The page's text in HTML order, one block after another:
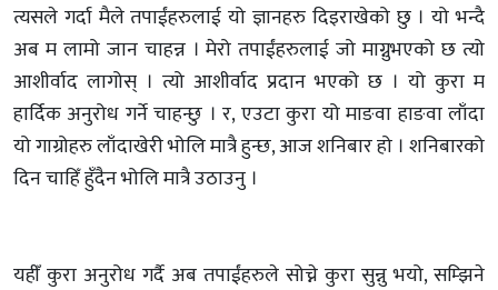
त्यसले गर्दा मैले तपाईंहरुलाई यो ज्ञानहरु दिइराखेको छु । यो भन्दै
अब म लामो जान चाहन्न । मेरो तपाईंहरुलाई जो माग्नुभएको छ त्यो
आशीर्वाद लागोस् । त्यो आशीर्वाद प्रदान भएको छ । यो कुरा म
हार्दिक अनुरोध गर्ने चाहन्छु । र, एउटा कुरा यो माङवा हाङवा लाँदा
यो गाग्रोहरु लाँदाखेरी भोलि मात्रै हुन्छ, आज शनिबार हो । शनिबारको
दिन चाहिँ हुँदैन भोलि मात्रै उठाउनु ।
यहीँ कुरा अनुरोध गर्दै अब तपाईंहरुले सोच्ने कुरा सुन्नु भयो, सम्झिने